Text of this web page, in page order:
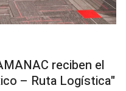
reciben el
– Ruta Logística"